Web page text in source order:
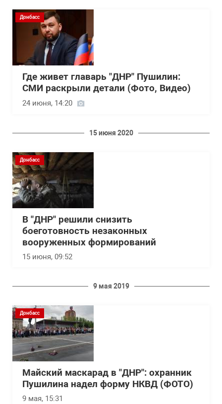
Донбасс
Где живет главарь "ДНР" Пушилин:
СМИ раскрыли детали (Фото, Видео)
24 июня, 14:20
15 июня 2020
Донбасс
В "ДНР" решили снизить
боеготовность незаконных
вооруженных формирований
15 июня, 09:52
9 мая 2019
Донбасс
Майский маскарад в "ДНР": охранник
Пушилина надел форму НКВД (ФОТО)
9 мая, 15:31